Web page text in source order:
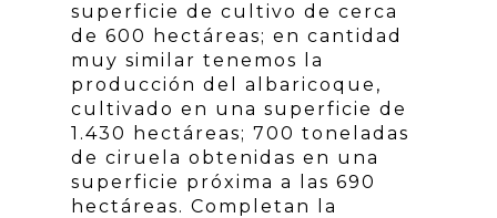
superficie de cultivo de cerca
de 600 hectáreas; en cantidad
muy similar tenemos la
producción del albaricoque,
cultivado en una superficie de
1.430 hectáreas; 700 toneladas
de ciruela obtenidas en una
superficie próxima a las 690
hectáreas. Completan la